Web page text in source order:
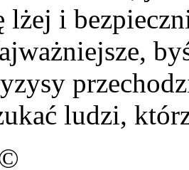
lżej i
ludzi,